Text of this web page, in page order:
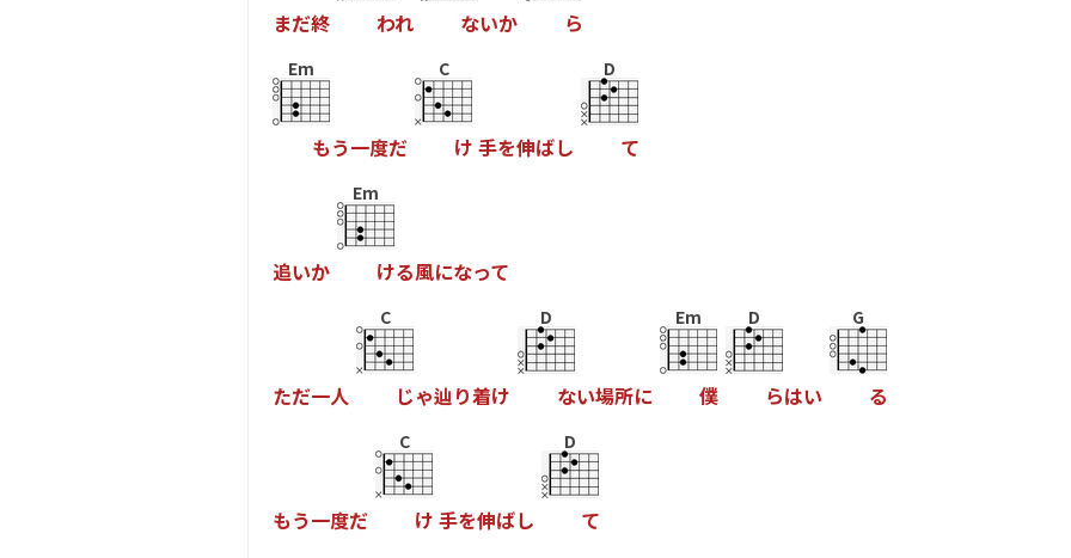
まだ終 われ ないか ら
Em
もう一度だ
C
け 手を伸ばし
D
て
追いか
Em
ける風になって
ただ一人
C
じゃ辿り着け
D
ない場所に
Em
僕
D
らはい
G
る
もう一度だ
C
け 手を伸ばし
D
て